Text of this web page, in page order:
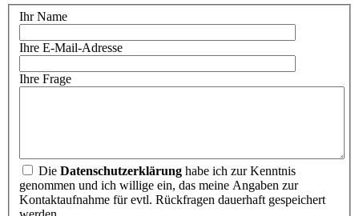
Ihr Name
Ihre E-Mail-Adresse
Ihre Frage
Die Datenschutzerklärung habe ich zur Kenntnis
genommen und ich willige ein, das meine Angaben zur
Kontaktaufnahme für evtl. Rückfragen dauerhaft gespeichert